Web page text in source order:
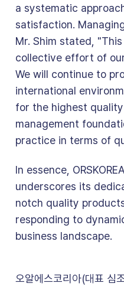
a systematic
satisfaction.
Mr. Shim stated,
collective effort of
We will continue to
international
for the highest
management
practice in terms of
In essence,
underscores its
notch quality
responding to
business landscape.
오알에스코리아(대표 심